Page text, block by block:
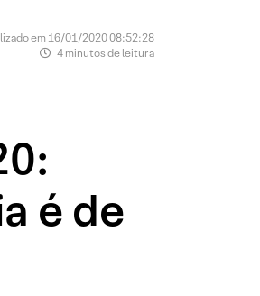
em 16/01/2020 08:52:28
4 minutos de leitura
é de